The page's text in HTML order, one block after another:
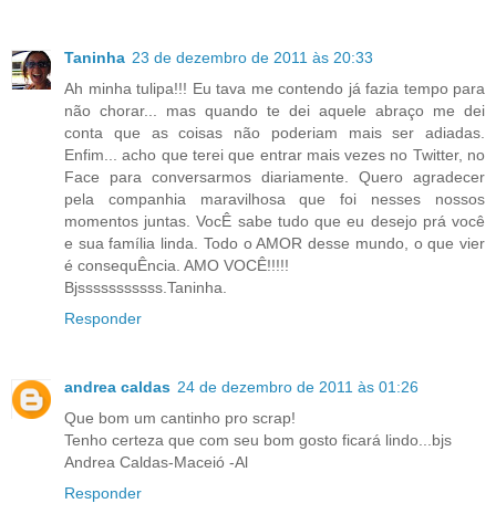
Taninha 23 de dezembro de 2011 às 20:33
Ah minha tulipa!!! Eu tava me contendo já fazia tempo para
não chorar... mas quando te dei aquele abraço me dei
conta que as coisas não poderiam mais ser adiadas.
Enfim... acho que terei que entrar mais vezes no Twitter, no
Face para conversarmos diariamente. Quero agradecer
pela companhia maravilhosa que foi nesses nossos
momentos juntas. VocÊ sabe tudo que eu desejo prá você
e sua família linda. Todo o AMOR desse mundo, o que vier
é consequÊncia. AMO VOCÊ!!!!!
Bjsssssssssss.Taninha.
Responder
andrea caldas 24 de dezembro de 2011 às 01:26
Que bom um cantinho pro scrap!
Tenho certeza que com seu bom gosto ficará lindo...bjs
Andrea Caldas-Maceió -Al
Responder